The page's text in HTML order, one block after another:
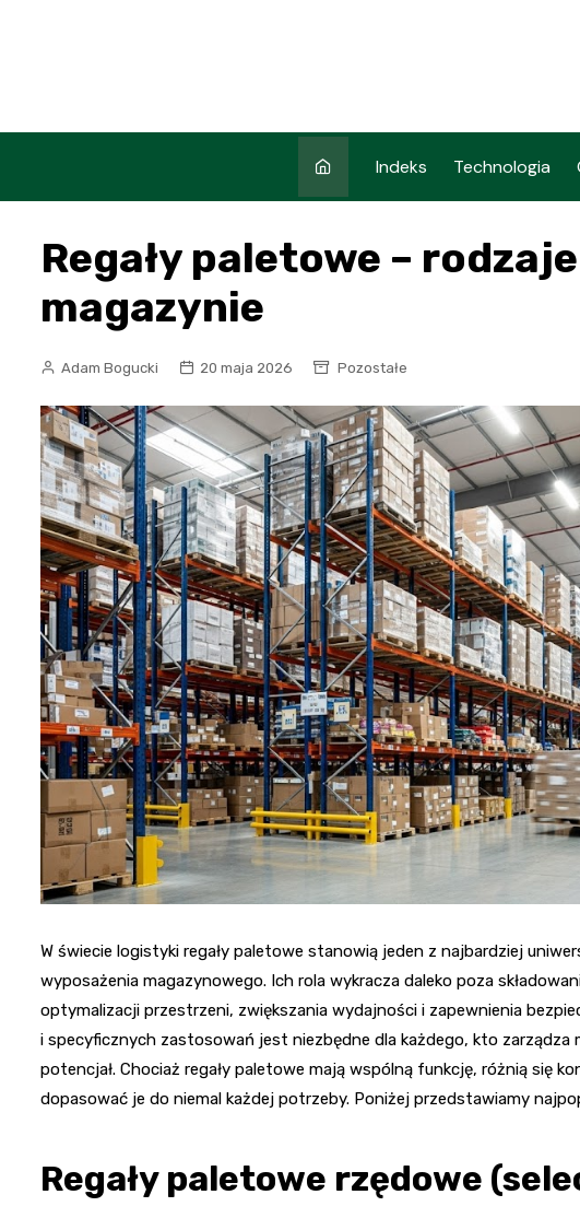
Indeks Technologia
Regały paletowe –
magazynie
Adam Bogucki 20 maja 2026 Pozostałe
W świecie logistyki regały paletowe stanowią jeden z najbardziej
wyposażenia magazynowego. Ich rola wykracza daleko poza
optymalizacji przestrzeni, zwiększania wydajności i zapewnienia
i specyficznych zastosowań jest niezbędne dla każdego, kto zarządza
potencjał. Chociaż regały paletowe mają wspólną funkcję, różnią się
dopasować je do niemal każdej potrzeby. Poniżej przedstawiamy
Regały paletowe rzędowe